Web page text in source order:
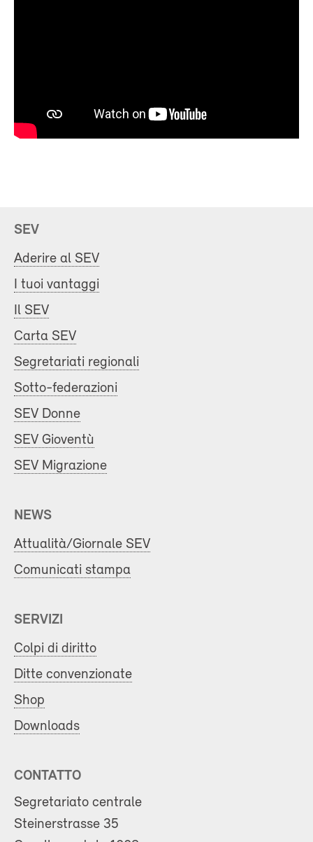
SEV
Aderire al SEV
I tuoi vantaggi
Il SEV
Carta SEV
Segretariati regionali
Sotto-federazioni
SEV Donne
SEV Gioventù
SEV Migrazione
NEWS
Attualità/Giornale SEV
Comunicati stampa
SERVIZI
Colpi di diritto
Ditte convenzionate
Shop
Downloads
CONTATTO
Segretariato centrale
Steinerstrasse 35